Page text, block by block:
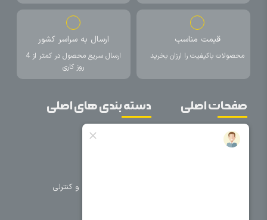
قیمت مناسب
محصولات باکیفیت را ارزان بخرید
ارسال به سراسر کشور
ارسال سریع محصول در کمتر از 4
روز کاری
صفحات اصلی
خانه
دسته بندی های اصلی
تجهیزات حفاظتی و کنترلی